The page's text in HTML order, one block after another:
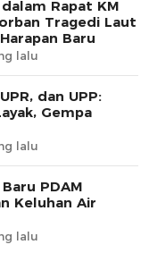
Rapat KM
Tragedi Laut
Baru
lalu
dan UPP:
Gempa
lalu
PDAM
Keluhan Air
lalu